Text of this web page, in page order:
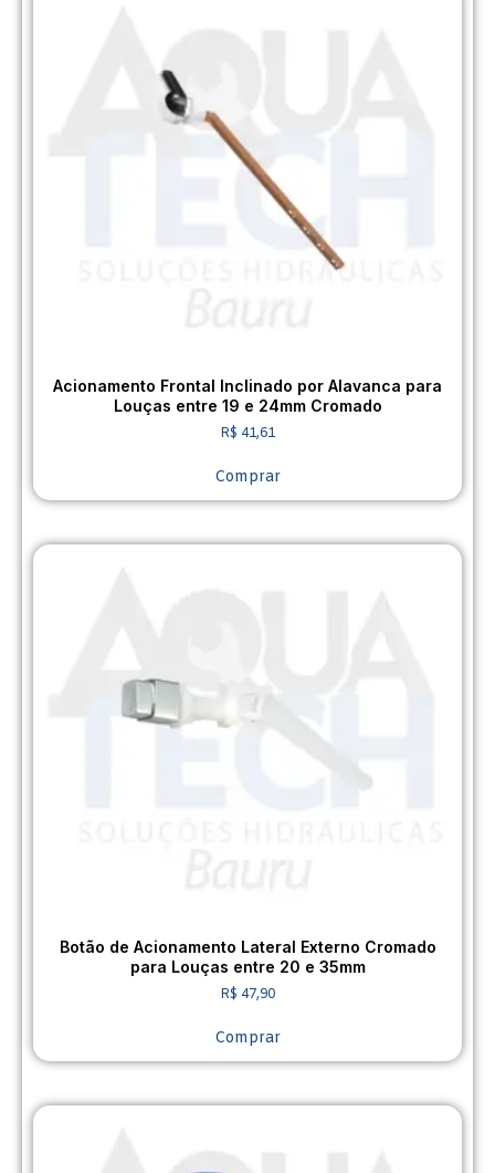
Acionamento Frontal Inclinado por Alavanca para
Louças entre 19 e 24mm Cromado
R$ 41,61
Comprar
Botão de Acionamento Lateral Externo Cromado
para Louças entre 20 e 35mm
R$ 47,90
Comprar